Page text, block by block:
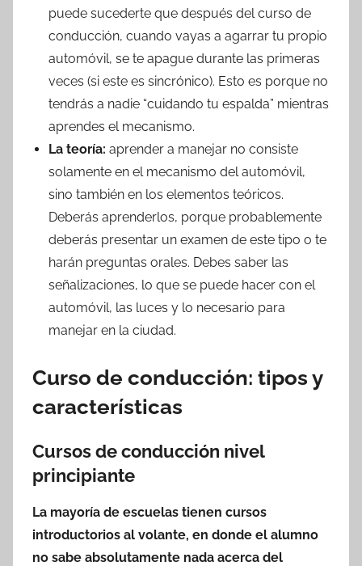
puede sucederte que después del curso de
conducción, cuando vayas a agarrar tu propio
automóvil, se te apague durante las primeras
veces (si este es sincrónico). Esto es porque no
tendrás a nadie “cuidando tu espalda” mientras
aprendes el mecanismo.
La teoría: aprender a manejar no consiste
solamente en el mecanismo del automóvil,
sino también en los elementos teóricos.
Deberás aprenderlos, porque probablemente
deberás presentar un examen de este tipo o te
harán preguntas orales. Debes saber las
señalizaciones, lo que se puede hacer con el
automóvil, las luces y lo necesario para
manejar en la ciudad.
Curso de conducción: tipos y
características
Cursos de conducción nivel
principiante
La mayoría de escuelas tienen cursos
introductorios al volante, en donde el alumno
no sabe absolutamente nada acerca del